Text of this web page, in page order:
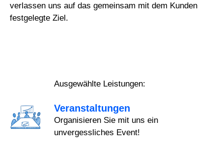
verlassen uns auf das gemeinsam mit dem Kunden
festgelegte Ziel.
Ausgewählte Leistungen:
Veranstaltungen
Organisieren Sie mit uns ein
unvergessliches Event!